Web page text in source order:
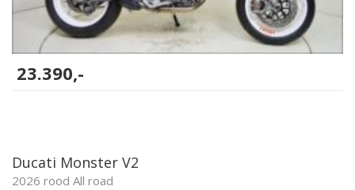
23.390,-
Ducati Monster V2
2026 rood All road